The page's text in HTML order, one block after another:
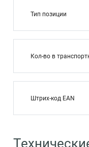
Тип позиции
Кол-во в
Штрих-код EAN